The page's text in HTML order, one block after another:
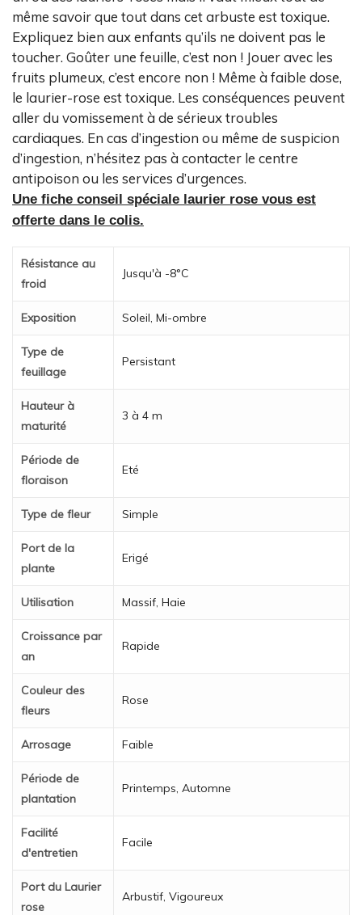
même savoir que tout dans cet arbuste est toxique.
Expliquez bien aux enfants qu’ils ne doivent pas le
toucher. Goûter une feuille, c’est non ! Jouer avec les
fruits plumeux, c’est encore non ! Même à faible dose,
le laurier-rose est toxique. Les conséquences peuvent
aller du vomissement à de sérieux troubles
cardiaques. En cas d’ingestion ou même de suspicion
d’ingestion, n’hésitez pas à contacter le centre
antipoison ou les services d’urgences.
Une fiche conseil spéciale laurier rose vous est
offerte dans le colis.
Résistance au
froid
Jusqu'à -8°C
Exposition Soleil, Mi-ombre
Type de
feuillage
Persistant
Hauteur à
maturité
3 à 4 m
Période de
floraison
Eté
Type de fleur Simple
Port de la
plante
Erigé
Utilisation Massif, Haie
Croissance par
an
Rapide
Couleur des
fleurs
Rose
Arrosage Faible
Période de
plantation
Printemps, Automne
Facilité
d'entretien
Facile
Port du Laurier
rose
Arbustif, Vigoureux